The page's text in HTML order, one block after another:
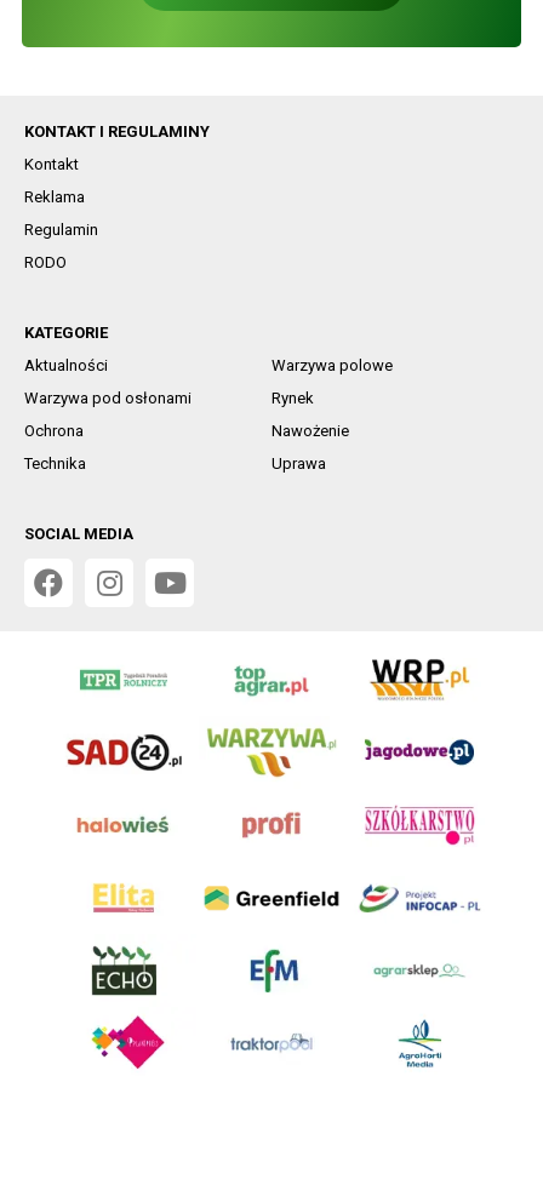
KONTAKT I REGULAMINY
Kontakt
Reklama
Regulamin
RODO
KATEGORIE
Aktualności
Warzywa polowe
Warzywa pod osłonami
Rynek
Ochrona
Nawożenie
Technika
Uprawa
SOCIAL MEDIA